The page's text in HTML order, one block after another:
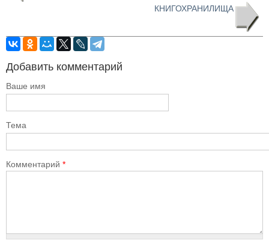
КНИГОХРАНИЛИЩА
Добавить комментарий
Ваше имя
Тема
Комментарий *